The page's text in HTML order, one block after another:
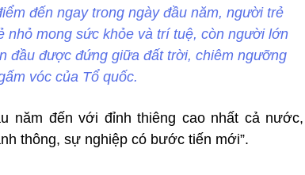
đến ngay trong ngày đầu năm, người trẻ
nhỏ mong sức khỏe và trí tuệ, còn người lớn
đầu được đứng giữa đất trời, chiêm ngưỡng
vóc của Tổ quốc.
năm đến với đỉnh thiêng cao nhất cả nước,
thông, sự nghiệp có bước tiến mới”.